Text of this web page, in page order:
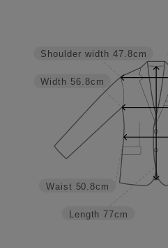
Length 77cm
Waist 50.8cm
Width 56.8cm
Shoulder width 47.8cm